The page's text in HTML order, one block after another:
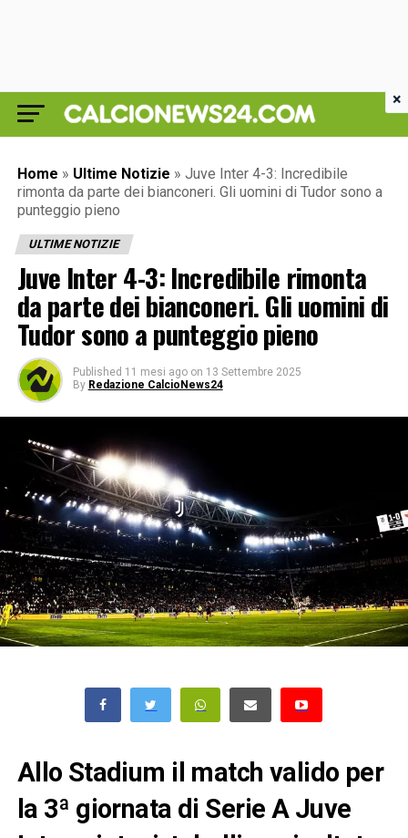
Home » Ultime Notizie » Juve Inter 4-3: Incredibile
rimonta da parte dei bianconeri. Gli uomini di Tudor sono a
punteggio pieno
ULTIME NOTIZIE
Juve Inter 4-3: Incredibile rimonta
da parte dei bianconeri. Gli uomini di
Tudor sono a punteggio pieno
Published 11 mesi ago on 13 Settembre 2025
By Redazione CalcioNews24
Allo Stadium il match valido per
la 3ª giornata di Serie A Juve
×